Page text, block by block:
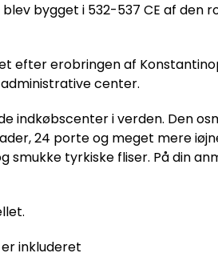
bygget i 532-537 CE af den
efter erobringen af
center.
i verden. Den
24 porte og meget mere
tyrkiske fliser. På din
inkluderet